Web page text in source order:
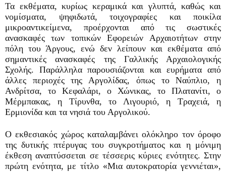
Τα εκθέματα, κυρίως κεραμικά και γλυπτά, καθώς και
νομίσματα, ψηφιδωτά, τοιχογραφίες και ποικίλα
μικροαντικείμενα, προέρχονται από τις σωστικές
ανασκαφές των τοπικών Εφορειών Αρχαιοτήτων στην
πόλη του Άργους, ενώ δεν λείπουν και εκθέματα από
σημαντικές ανασκαφές της Γαλλικής Αρχαιολογικής
Σχολής. Παράλληλα παρουσιάζονται και ευρήματα από
άλλες περιοχές της Αργολίδας, όπως το Ναύπλιο, η
Ανδρίτσα, το Κεφαλάρι, ο Χώνικας, το Πλατανίτι, ο
Μέρμπακας, η Τίρυνθα, το Λιγουριό, η Τραχειά, η
Ερμιονίδα και τα νησιά του Αργολικού.
Ο εκθεσιακός χώρος καταλαμβάνει ολόκληρο τον όροφο
της δυτικής πτέρυγας του συγκροτήματος και η μόνιμη
έκθεση αναπτύσσεται σε τέσσερις κύριες ενότητες. Στην
πρώτη ενότητα, με τίτλο «Μια αυτοκρατορία γεννιέται»,